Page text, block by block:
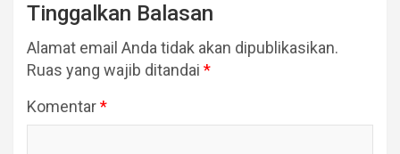
Tinggalkan Balasan
Alamat email Anda tidak akan dipublikasikan.
Ruas yang wajib ditandai *
Komentar*